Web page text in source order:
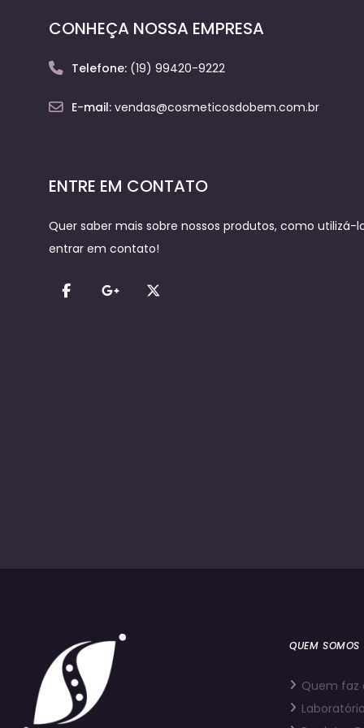
CONHEÇA NOSSA EMPRESA
Telefone: (19) 99420-9222
E-mail: vendas@cosmeticosdobem.com.br
ENTRE EM CONTATO
Quer saber mais sobre nossos produtos, como utilizá-
entrar em contato!
QUEM SOMOS
Quem faz